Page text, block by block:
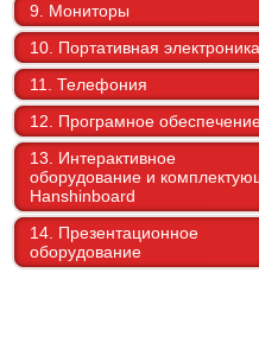
9. Мониторы
10. Портативная электроника
11. Телефония
12. Програмное
13. Интерактивное
оборудование и
Hanshinboard
14. Презентационное
оборудование